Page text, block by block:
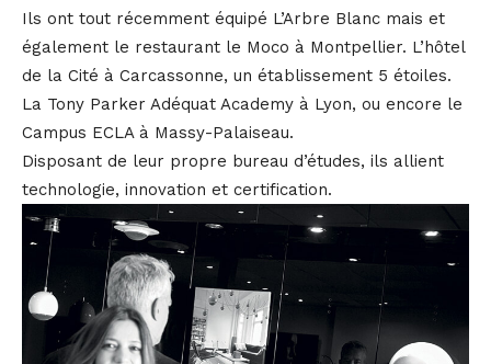
Ils ont tout récemment équipé L’Arbre Blanc mais et
également le restaurant le Moco à Montpellier. L’hôtel
de la Cité à Carcassonne, un établissement 5 étoiles.
La Tony Parker Adéquat Academy à Lyon, ou encore le
Campus ECLA à Massy-Palaiseau.
Disposant de leur propre bureau d’études, ils allient
technologie, innovation et certification.